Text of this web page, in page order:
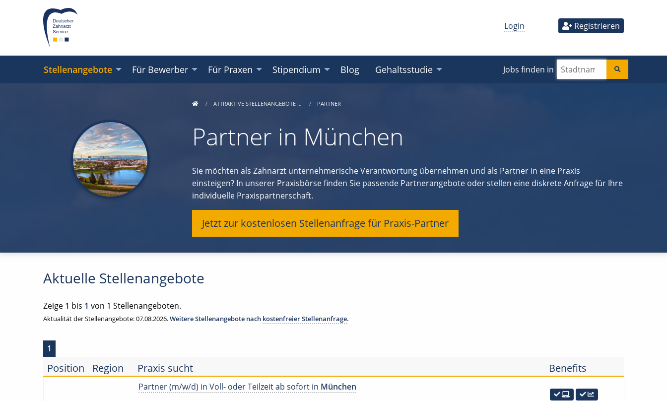
Login Registrieren
Stellenangebote Für Bewerber Für Praxen Stipendium Blog Gehaltsstudie Jobs finden in
ATTRAKTIVE STELLENANGEBOTE … PARTNER
Partner in München
Sie möchten als Zahnarzt unternehmerische Verantwortung übernehmen und als Partner in eine Praxis
einsteigen? In unserer Praxisbörse finden Sie passende Partnerangebote oder stellen eine diskrete Anfrage für Ihre
individuelle Praxispartnerschaft.
Jetzt zur kostenlosen Stellenanfrage für Praxis-Partner
Aktuelle Stellenangebote
Zeige 1 bis 1 von 1 Stellenangeboten.
Aktualität der Stellenangebote: 07.08.2026.Weitere Stellenangebote nach kostenfreier Stellenanfrage.
1
Position Region Praxis sucht Benefits
Partner (m/w/d) in Voll- oder Teilzeit ab sofort in München